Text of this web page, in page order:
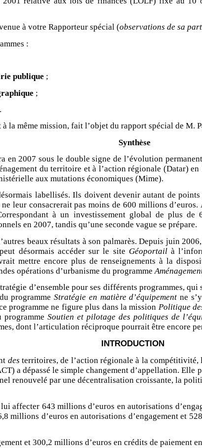
à votre Rapporteur spécial (observations de sa part
:
publique ;
;
la même mission, fait l’objet du rapport spécial de M.
Synthèse
en 2007 sous le double signe de l’évolution
du territoire et à l’action régionale (Datar)
aux mutations économiques (Mime).
labellisés. Ils doivent devenir autant de
leur consacrerait pas moins de 600 millions
à un investissement global de plus
en 2007, tandis qu’une seconde vague se prépare.
beaux résultats à son palmarès. Depuis juin
désormais accéder sur le site Géoportailà
mettre encore plus de renseignements à la
opérations d’urbanisme du programme
d’ensemble pour ses différents programmes,
programmeStratégie en matière d’équipementne
programme ne figure plus dans la mission Politique
Soutien et pilotage des politiques de
dont l’articulation réciproque pourrait être encore
INTRODUCTION
desterritoires, de l’action régionale à la
a dépassé le simple changement d’appellation.
renouvelé par une décentralisation croissante, la
affecter 643 millions d’euros en autorisations
millions d’euros en autorisations d’engagement et
et 300,2 millions d’euros en crédits de paiement